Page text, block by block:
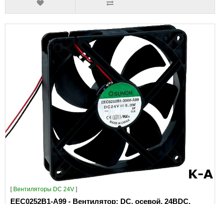
[ Вентиляторы DC 24V ]
EEC0252B1-A99 - Вентилятор: DC, осевой, 24ВDC,